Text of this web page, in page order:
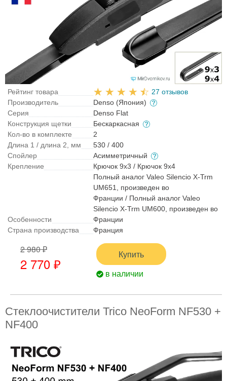
Рейтинг товара
27 отзывов
Производитель
Denso (Япония)
Серия
Denso Flat
Конструкция щетки
Бескаркасная
Кол-во в комплекте
2
Длина 1 / длина 2, мм
530 / 400
Спойлер
Асимметричный
Крепление
Крючок 9x3 / Крючок 9x4
Особенности
Полный аналог Valeo Silencio X-Trm
UM651, произведен во
Франции / Полный аналог Valeo
Silencio X-Trm UM600, произведен во
Франции
Страна производства
Франция
2 980 ₽
2 770 ₽
Купить
в наличии
Стеклоочистители Trico NeoForm NF530 +
NF400